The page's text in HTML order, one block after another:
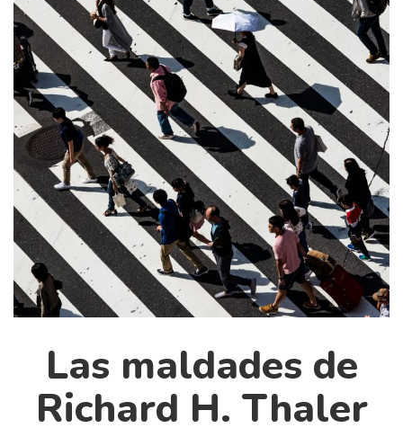
Cultura
Diccionario portátil de la literatura chilena
Documentos
Fragmentos
Gran reserva
Historia
Historia material de los libros
Lagunas mentales
Libros
Libros usados
Medioambiente
Narrativas visuales
Pensamiento
Las maldades de
Richard H. Thaler